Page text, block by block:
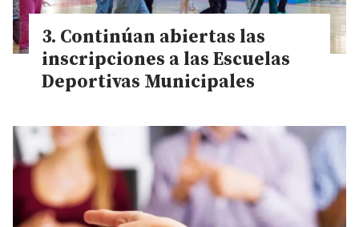
Continúan abiertas las
inscripciones a las Escuelas
Deportivas Municipales